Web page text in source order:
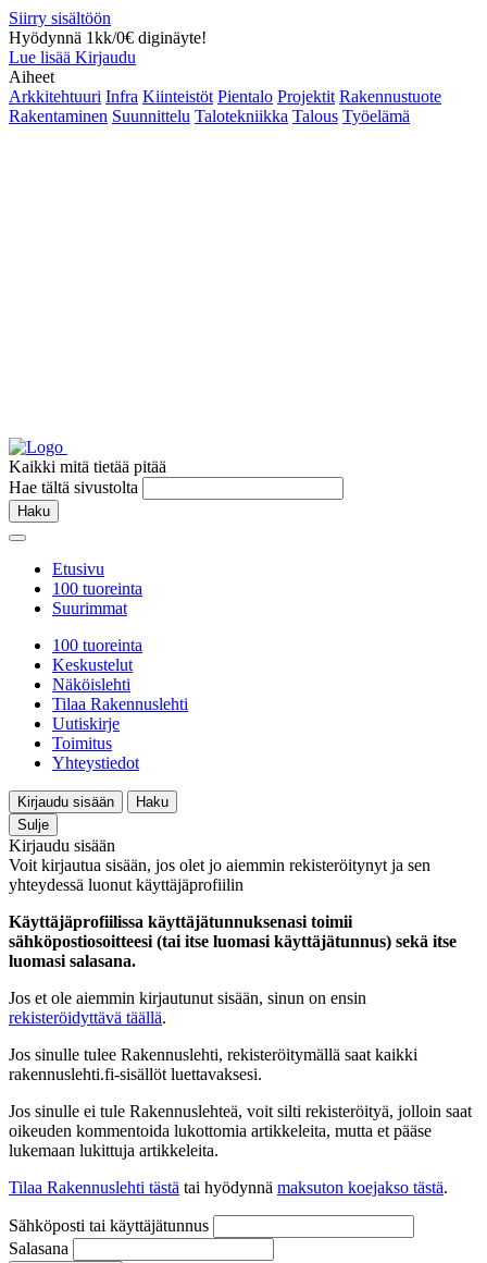
Siirry sisältöön
Hyödynnä 1kk/0€ diginäyte!
Lue lisää Kirjaudu
Aiheet
Arkkitehtuuri Infra Kiinteistöt Pientalo Projektit Rakennustuote
Rakentaminen Suunnittelu Talotekniikka Talous Työelämä
Kaikki mitä tietää pitää
Hae tältä sivustolta
Haku
Etusivu
100 tuoreinta
Suurimmat
100 tuoreinta
Keskustelut
Näköislehti
Tilaa Rakennuslehti
Uutiskirje
Toimitus
Yhteystiedot
Kirjaudu sisään
Haku
Sulje
Kirjaudu sisään
Voit kirjautua sisään, jos olet jo aiemmin rekisteröitynyt ja sen
yhteydessä luonut käyttäjäprofiilin
Käyttäjäprofiilissa käyttäjätunnuksenasi toimii
sähköpostiosoitteesi (tai itse luomasi käyttäjätunnus) sekä itse
luomasi salasana.
Jos et ole aiemmin kirjautunut sisään, sinun on ensin
rekisteröidyttävä täällä.
Jos sinulle tulee Rakennuslehti, rekisteröitymällä saat kaikki
rakennuslehti.fi-sisällöt luettavaksesi.
Jos sinulle ei tule Rakennuslehteä, voit silti rekisteröityä, jolloin saat
oikeuden kommentoida lukottomia artikkeleita, mutta et pääse
lukemaan lukittuja artikkeleita.
Tilaa Rakennuslehti tästä tai hyödynnä maksuton koejakso tästä.
Sähköposti tai käyttäjätunnus
Salasana